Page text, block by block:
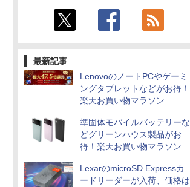
最新記事
LenovoのノートPCやゲーミ
ングタブレットなどがお得！
楽天お買い物マラソン
準固体モバイルバッテリーな
どグリーンハウス製品がお
得！楽天お買い物マラソン
LexarのmicroSD Expressカ
ードリーダーが入荷、価格は